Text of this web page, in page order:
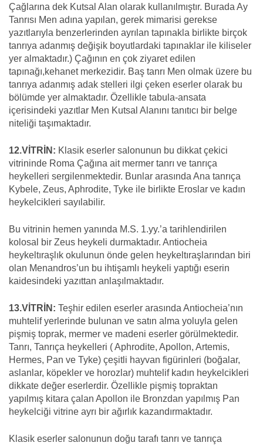
Çağlarına dek Kutsal Alan olarak kullanılmıştır. Burada Ay
Tanrısı Men adına yapılan, gerek mimarisi gerekse
yazıtlarıyla benzerlerinden ayrılan tapınakla birlikte birçok
tanrıya adanmış değişik boyutlardaki tapınaklar ile kiliseler
yer almaktadır.) Çağının en çok ziyaret edilen
tapınağı,kehanet merkezidir. Baş tanrı Men olmak üzere bu
tanrıya adanmış adak stelleri ilgi çeken eserler olarak bu
bölümde yer almaktadır. Özellikle tabula-ansata
içerisindeki yazıtlar Men Kutsal Alanını tanıtıcı bir belge
niteliği taşımaktadır.
12.VİTRİN: Klasik eserler salonunun bu dikkat çekici
vitrininde Roma Çağına ait mermer tanrı ve tanrıça
heykelleri sergilenmektedir. Bunlar arasında Ana tanrıça
Kybele, Zeus, Aphrodite, Tyke ile birlikte Eroslar ve kadın
heykelcikleri sayılabilir.
Bu vitrinin hemen yanında M.S. 1.yy.’a tarihlendirilen
kolosal bir Zeus heykeli durmaktadır. Antiocheia
heykeltıraşlık okulunun önde gelen heykeltıraşlarından biri
olan Menandros’un bu ihtişamlı heykeli yaptığı eserin
kaidesindeki yazıttan anlaşılmaktadır.
13.VİTRİN: Teşhir edilen eserler arasında Antiocheia’nın
muhtelif yerlerinde bulunan ve satın alma yoluyla gelen
pişmiş toprak, mermer ve madeni eserler görülmektedir.
Tanrı, Tanrıça heykelleri ( Aphrodite, Apollon, Artemis,
Hermes, Pan ve Tyke) çeşitli hayvan figürinleri (boğalar,
aslanlar, köpekler ve horozlar) muhtelif kadın heykelcikleri
dikkate değer eserlerdir. Özellikle pişmiş topraktan
yapılmış kitara çalan Apollon ile Bronzdan yapılmış Pan
heykelciği vitrine ayrı bir ağırlık kazandırmaktadır.
Klasik eserler salonunun doğu tarafı tanrı ve tanrıça